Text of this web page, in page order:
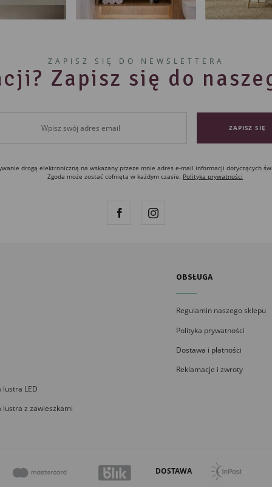
ZAPISZ SIĘ DO NEWSLETTERA
Zapisz się do
drogą elektroniczną na wskazany przeze mnie adres e-mail informacji dotyczących
Zgoda może zostać cofnięta w każdym czasie. Polityka prywatności
lustra LED
lustra z zawieszkami
OBSŁUGA
Regulamin naszego sklepu
Polityka prywatności
Dostawa i płatności
Reklamacje i zwroty
DOSTAWA